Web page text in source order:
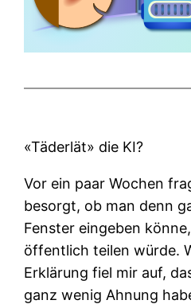
«Täderlät» die KI?
Vor ein paar Wochen
besorgt, ob man denn
Fenster eingeben
öffentlich teilen würde.
Erklärung fiel mir auf,
ganz wenig Ahnung